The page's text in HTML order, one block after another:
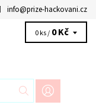
info@prize-hackovani.cz
0 ks / 0 Kč